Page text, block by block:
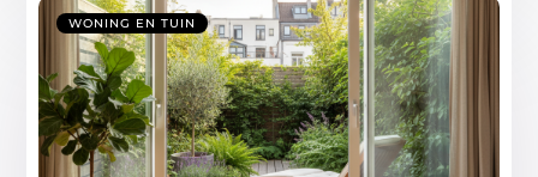
WONING EN TUIN